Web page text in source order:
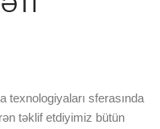
texnologiyaları sferasında
təklif etdiyimiz bütün